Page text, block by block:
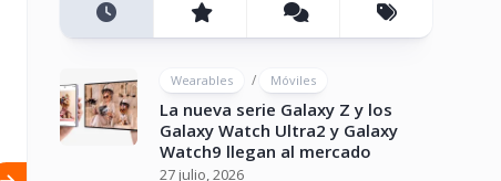
Wearables / Móviles
La nueva serie Galaxy Z y los
Galaxy Watch Ultra2 y Galaxy
Watch9 llegan al mercado
27 julio, 2026